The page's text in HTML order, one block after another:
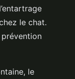
le chat.
le